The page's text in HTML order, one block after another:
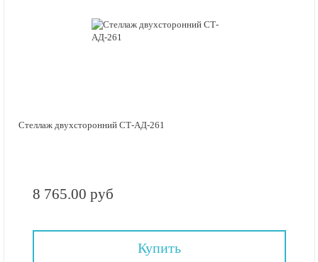
Стеллаж двухсторонний СТ-АД-261
8 765.00 руб
Купить